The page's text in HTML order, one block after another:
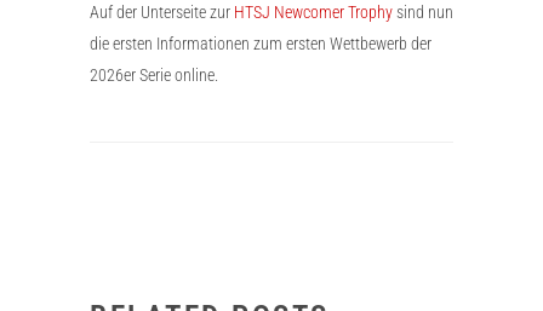
Auf der Unterseite zur HTSJ Newcomer Trophysind nun
die ersten Informationen zum ersten Wettbewerb der
2026er Serie online.